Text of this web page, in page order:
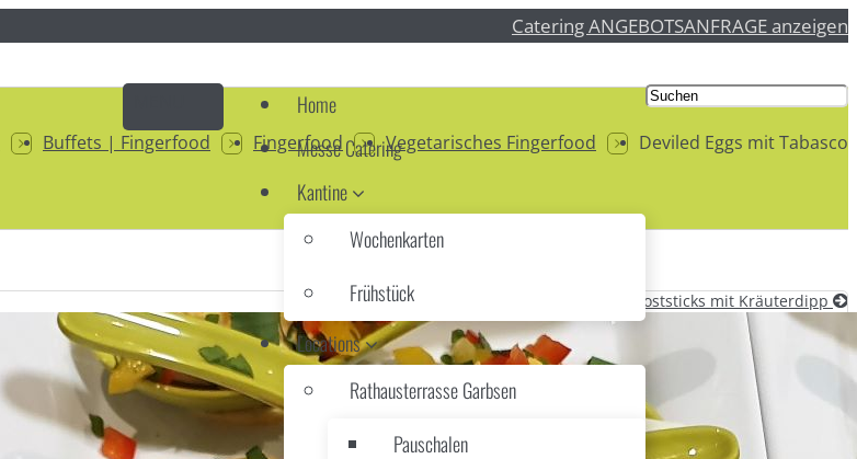
Catering ANGEBOTSANFRAGE anzeigen
Home
Messe Catering
Kantine
Wochenkarten
Frühstück
Locations
Rathausterrasse Garbsen
Pauschalen
Buffets | Fingerfood Fingerfood Vegetarisches Fingerfood Deviled Eggs mit Tabasco
Rohkoststicks mit Kräuterdipp